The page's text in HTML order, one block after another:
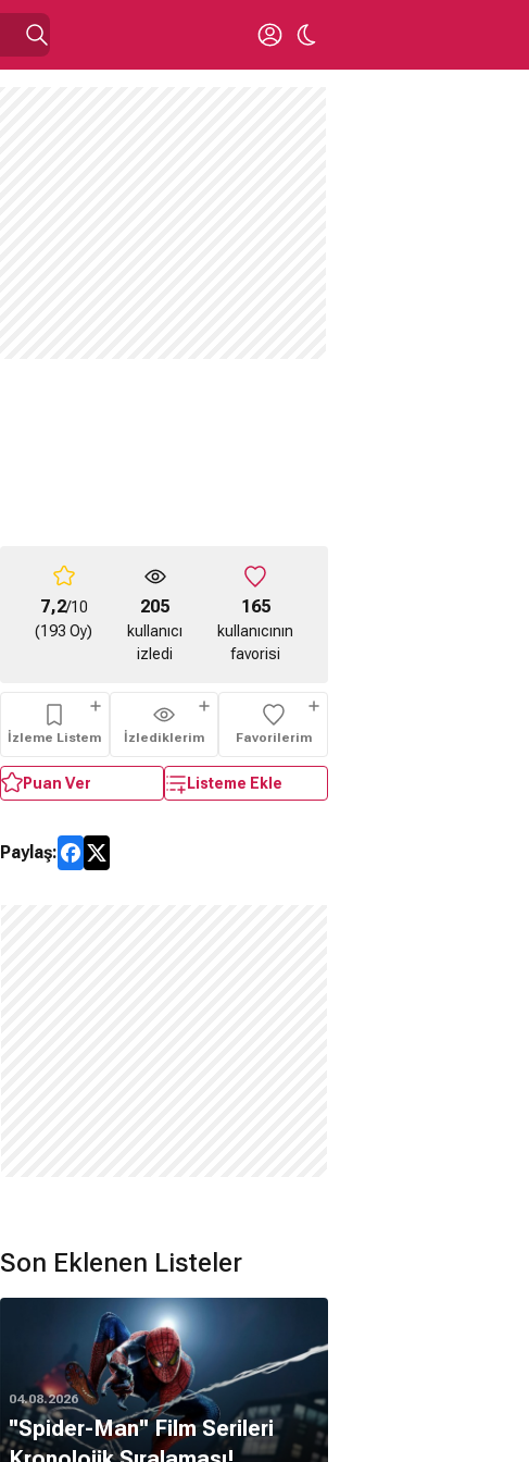
7,2/10
(193 Oy)
205
kullanıcı
izledi
165
kullanıcının
favorisi
İzleme Listem İzlediklerim Favorilerim
Puan Ver Listeme Ekle
Paylaş:
Son Eklenen Listeler
04.08.2026
''Spider-Man'' Film Serileri